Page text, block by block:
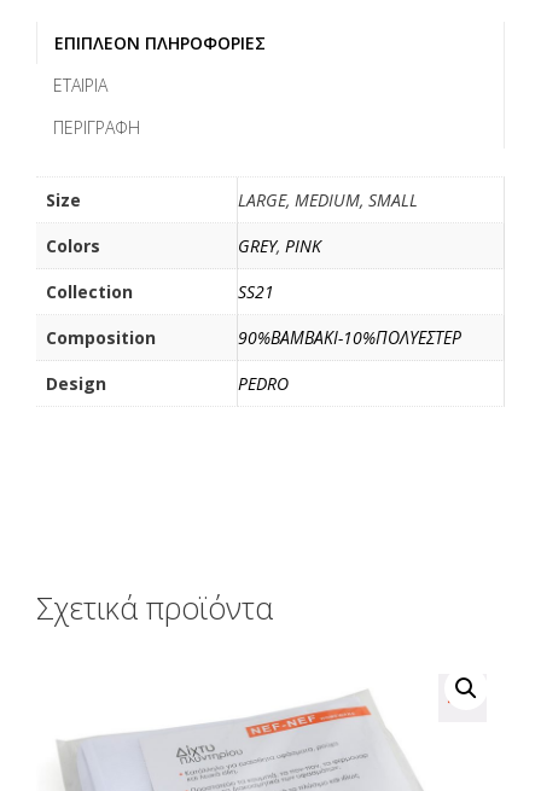
e
b
o
t
r
i
ρ
τ
ΕΠΙΠΛΈΟΝ ΠΛΗΡΟΦΟΡΊΕΣ
ΕΤΑΙΡΊΑ
ΠΕΡΙΓΡΑΦΉ
Size
LARGE, MEDIUM, SMALL
Colors
GREY, PINK
Collection
SS21
Composition
90%ΒΑΜΒΑΚΙ-10%ΠΟΛΥΕΣΤΕΡ
Design
PEDRO
Σχετικά προϊόντα